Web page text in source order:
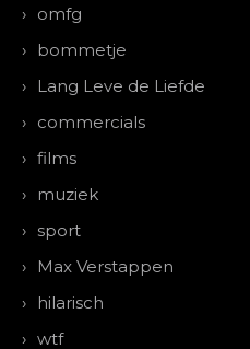
omfg
bommetje
Lang Leve de Liefde
commercials
films
muziek
sport
Max Verstappen
hilarisch
wtf